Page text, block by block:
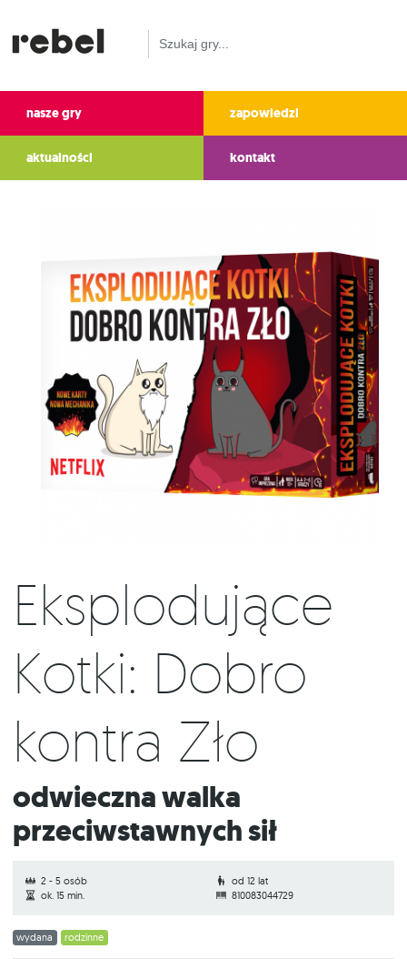
nasze gry zapowiedzi
aktualności kontakt
Eksplodujące
Kotki: Dobro
kontra Zło
Odwieczna walka
przeciwstawnych sił
2 - 5 osób
od 12 lat
ok. 15 min.
810083044729
wydana rodzinne